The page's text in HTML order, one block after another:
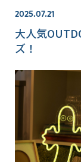
2025.07.21
大人気
ズ！